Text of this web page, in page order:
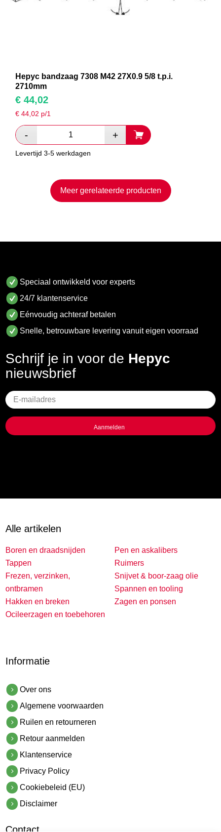
Hepyc bandzaag 7308 M42 27X0.9 5/8 t.p.i.
2710mm
€ 44,02
€44,02 p/1
Levertijd 3-5 werkdagen
Meer gerelateerde producten
Speciaal ontwikkeld voor experts
24/7 klantenservice
Eénvoudig achteraf betalen
Snelle, betrouwbare levering vanuit eigen voorraad
Schrijf je in voor de Hepyc
nieuwsbrief
Geen
titel
Alle artikelen
Boren en draadsnijden
Tappen
Frezen, verzinken,
ontbramen
Hakken en breken
Ocileerzagen en toebehoren
Pen en askalibers
Ruimers
Snijvet & boor-zaag olie
Spannen en tooling
Zagen en ponsen
Informatie
Over ons
Algemene voorwaarden
Ruilen en retourneren
Retour aanmelden
Klantenservice
Privacy Policy
Cookiebeleid (EU)
Disclaimer
Contact